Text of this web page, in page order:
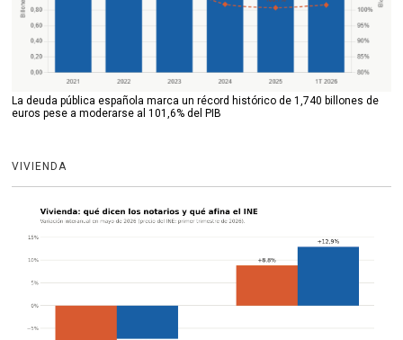
La deuda pública española marca un récord histórico de 1,740 billones de
euros pese a moderarse al 101,6% del PIB
VIVIENDA